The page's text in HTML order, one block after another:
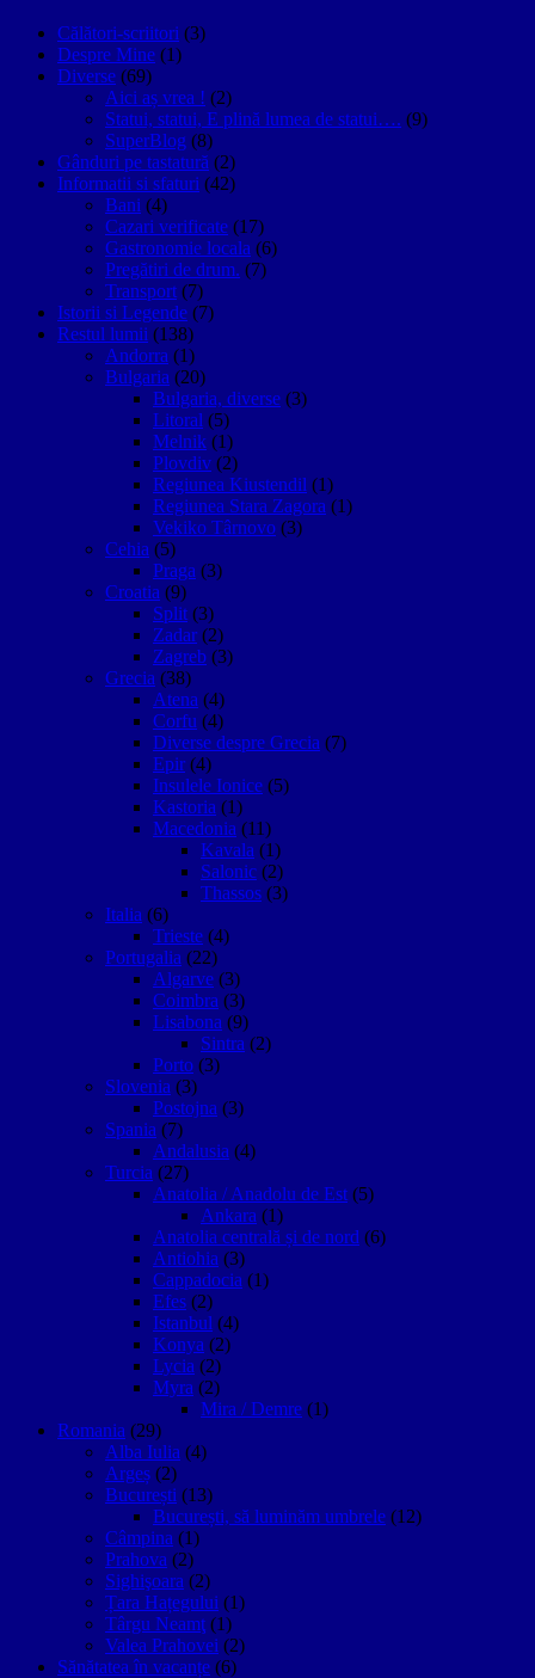
Călători-scriitori (3)
Despre Mine (1)
Diverse (69)
Aici aș vrea ! (2)
Statui, statui, E plină lumea de statui…. (9)
SuperBlog (8)
Gânduri pe tastatură (2)
Informatii si sfaturi (42)
Bani (4)
Cazari verificate (17)
Gastronomie locala (6)
Pregătiri de drum. (7)
Transport (7)
Istorii si Legende (7)
Restul lumii (138)
Andorra (1)
Bulgaria (20)
Bulgaria, diverse (3)
Litoral (5)
Melnik (1)
Plovdiv (2)
Regiunea Kiustendil (1)
Regiunea Stara Zagora (1)
Vekiko Târnovo (3)
Cehia (5)
Praga (3)
Croatia (9)
Split (3)
Zadar (2)
Zagreb (3)
Grecia (38)
Atena (4)
Corfu (4)
Diverse despre Grecia (7)
Epir (4)
Insulele Ionice (5)
Kastoria (1)
Macedonia (11)
Kavala (1)
Salonic (2)
Thassos (3)
Italia (6)
Trieste (4)
Portugalia (22)
Algarve (3)
Coimbra (3)
Lisabona (9)
Sintra (2)
Porto (3)
Slovenia (3)
Postojna (3)
Spania (7)
Andalusia (4)
Turcia (27)
Anatolia / Anadolu de Est (5)
Ankara (1)
Anatolia centrală și de nord (6)
Antiohia (3)
Cappadocia (1)
Efes (2)
Istanbul (4)
Konya (2)
Lycia (2)
Myra (2)
Mira / Demre (1)
Romania (29)
Alba Iulia (4)
Argeș (2)
București (13)
București, să luminăm umbrele (12)
Câmpina (1)
Prahova (2)
Sighişoara (2)
Țara Hațegului (1)
Târgu Neamţ (1)
Valea Prahovei (2)
Sănătatea în vacanțe (6)